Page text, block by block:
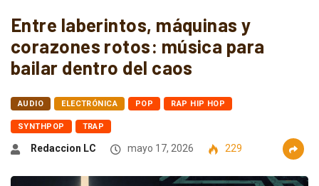
Entre laberintos, máquinas y
corazones rotos: música para
bailar dentro del caos
AUDIO ELECTRÓNICA POP RAP HIP HOP
SYNTHPOP TRAP
Redaccion LC mayo 17, 2026 229